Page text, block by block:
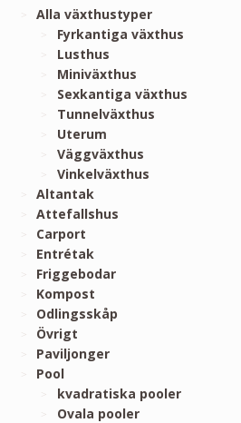
Alla växthustyper
Fyrkantiga växthus
Lusthus
Miniväxthus
Sexkantiga växthus
Tunnelväxthus
Uterum
Väggväxthus
Vinkelväxthus
Altantak
Attefallshus
Carport
Entrétak
Friggebodar
Kompost
Odlingsskåp
Övrigt
Paviljonger
Pool
kvadratiska pooler
Ovala pooler